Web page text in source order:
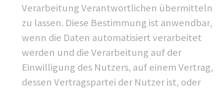
Verarbeitung Verantwortlichen übermitteln
zu lassen. Diese Bestimmung ist anwendbar,
wenn die Daten automatisiert verarbeitet
werden und die Verarbeitung auf der
Einwilligung des Nutzers, auf einem Vertrag,
dessen Vertragspartei der Nutzer ist, oder